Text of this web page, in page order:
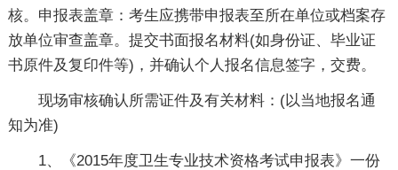
核。申报表盖章：考生应携带申报表至所在单位或档案存
放单位审查盖章。提交书面报名材料(如身份证、毕业证
书原件及复印件等)，并确认个人报名信息签字，交费。
现场审核确认所需证件及有关材料：(以当地报名通
知为准)
1、《2015年度卫生专业技术资格考试申报表》一份